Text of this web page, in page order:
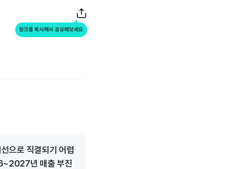
링크를 복사해서 공유해보세요
으로 직결되기 어렵
년 매출 부진